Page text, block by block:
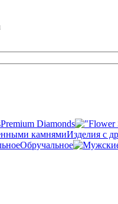
Premium Diamonds
Изделия с
Обручальное